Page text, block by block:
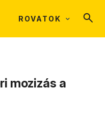
ROVATOK
mozizás a